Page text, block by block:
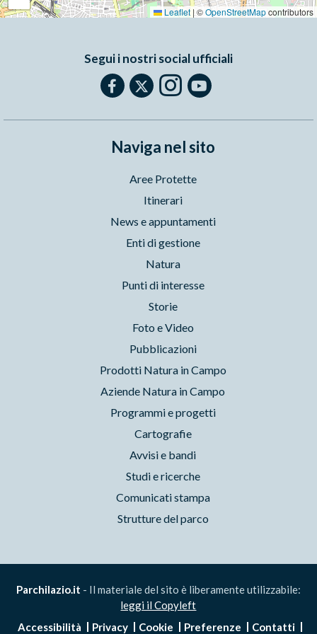
Leaflet |©OpenStreetMapcontributors
Segui i nostri social ufficiali
Naviga nel sito
Aree Protette
Itinerari
News e appuntamenti
Enti di gestione
Natura
Punti di interesse
Storie
Foto e Video
Pubblicazioni
Prodotti Natura in Campo
Aziende Natura in Campo
Programmi e progetti
Cartografie
Avvisi e bandi
Studi e ricerche
Comunicati stampa
Strutture del parco
Parchilazio.it - Il materiale del sito è liberamente utilizzabile:
leggi il Copyleft
Accessibilità
Privacy Cookie Preferenze Contatti